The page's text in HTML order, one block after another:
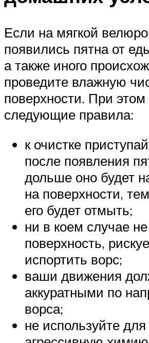
Если на мягкой
появились пятна от
а также иного
проведите влажную
поверхности. При
следующие правила:
к очистке
после появления
дольше оно будет
на поверхности,
его будет отмыть;
ни в коем случае
поверхность,
испортить ворс;
ваши движения
аккуратными по
ворса;
не используйте для